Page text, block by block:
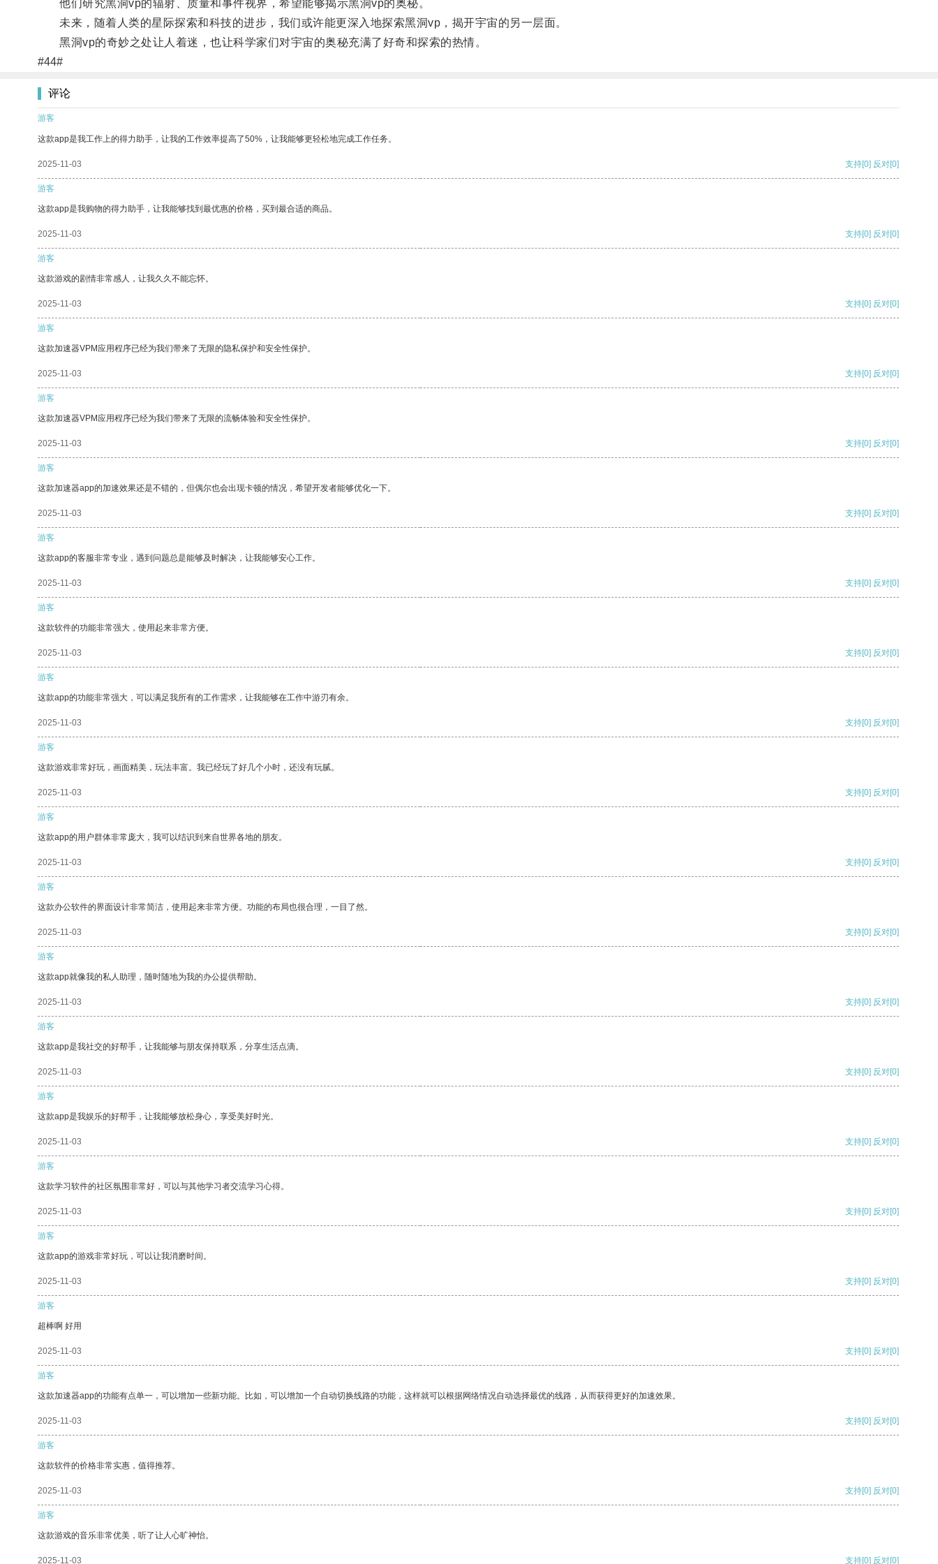
他们研究黑洞vp的辐射、质量和事件视界，希望能够揭示黑洞vp的奥秘。
未来，随着人类的星际探索和科技的进步，我们或许能更深入地探索黑洞vp，揭开宇宙的另一层面。
黑洞vp的奇妙之处让人着迷，也让科学家们对宇宙的奥秘充满了好奇和探索的热情。
#44#
评论
游客
这款app是我工作上的得力助手，让我的工作效率提高了50%，让我能够更轻松地完成工作任务。
2025-11-03 支持[0] 反对[0]
游客
这款app是我购物的得力助手，让我能够找到最优惠的价格，买到最合适的商品。
2025-11-03 支持[0] 反对[0]
游客
这款游戏的剧情非常感人，让我久久不能忘怀。
2025-11-03 支持[0] 反对[0]
游客
这款加速器VPM应用程序已经为我们带来了无限的隐私保护和安全性保护。
2025-11-03 支持[0] 反对[0]
游客
这款加速器VPM应用程序已经为我们带来了无限的流畅体验和安全性保护。
2025-11-03 支持[0] 反对[0]
游客
这款加速器app的加速效果还是不错的，但偶尔也会出现卡顿的情况，希望开发者能够优化一下。
2025-11-03 支持[0] 反对[0]
游客
这款app的客服非常专业，遇到问题总是能够及时解决，让我能够安心工作。
2025-11-03 支持[0] 反对[0]
游客
这款软件的功能非常强大，使用起来非常方便。
2025-11-03 支持[0] 反对[0]
游客
这款app的功能非常强大，可以满足我所有的工作需求，让我能够在工作中游刃有余。
2025-11-03 支持[0] 反对[0]
游客
这款游戏非常好玩，画面精美，玩法丰富。我已经玩了好几个小时，还没有玩腻。
2025-11-03 支持[0] 反对[0]
游客
这款app的用户群体非常庞大，我可以结识到来自世界各地的朋友。
2025-11-03 支持[0] 反对[0]
游客
这款办公软件的界面设计非常简洁，使用起来非常方便。功能的布局也很合理，一目了然。
2025-11-03 支持[0] 反对[0]
游客
这款app就像我的私人助理，随时随地为我的办公提供帮助。
2025-11-03 支持[0] 反对[0]
游客
这款app是我社交的好帮手，让我能够与朋友保持联系，分享生活点滴。
2025-11-03 支持[0] 反对[0]
游客
这款app是我娱乐的好帮手，让我能够放松身心，享受美好时光。
2025-11-03 支持[0] 反对[0]
游客
这款学习软件的社区氛围非常好，可以与其他学习者交流学习心得。
2025-11-03 支持[0] 反对[0]
游客
这款app的游戏非常好玩，可以让我消磨时间。
2025-11-03 支持[0] 反对[0]
游客
超棒啊 好用
2025-11-03 支持[0] 反对[0]
游客
这款加速器app的功能有点单一，可以增加一些新功能。比如，可以增加一个自动切换线路的功能，这样就可以根据网络情况自动选择最优的线路，从而获得更好的加速效果。
2025-11-03 支持[0] 反对[0]
游客
这款软件的价格非常实惠，值得推荐。
2025-11-03 支持[0] 反对[0]
游客
这款游戏的音乐非常优美，听了让人心旷神怡。
2025-11-03 支持[0] 反对[0]